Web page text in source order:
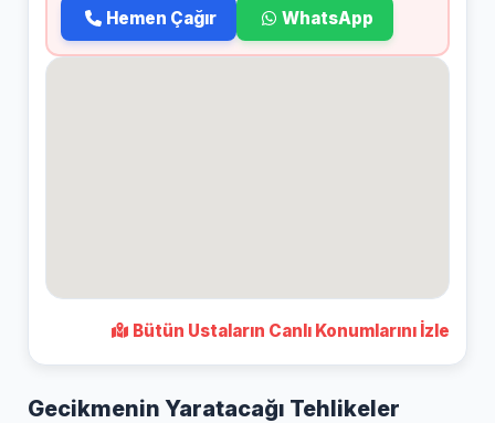
Hemen Çağır WhatsApp
Bütün Ustaların Canlı Konumlarını İzle
Gecikmenin Yaratacağı Tehlikeler